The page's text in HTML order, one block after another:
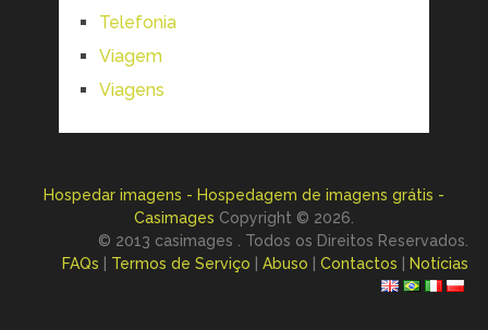
Telefonia
Viagem
Viagens
Hospedar imagens - Hospedagem de imagens grátis -
Casimages Copyright © 2026.
© 2013 casimages . Todos os Direitos Reservados.
FAQs
Termos de Serviço |Abuso |Contactos Notícias